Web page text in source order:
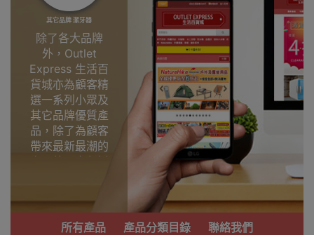
其它品牌 潔牙器
除了各大品牌
外，Outlet
Express 生活百
貨城亦為顧客精
選一系列小眾及
其它品牌優質產
品，除了為顧客
帶來最新最潮的
產品外，亦包括
功能齊備的產
品。
所有產品 產品分類目錄 聯絡我們